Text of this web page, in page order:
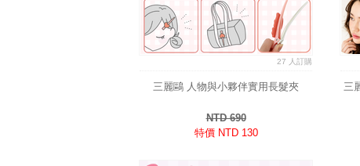
27 人訂購
三麗鷗 人物與小夥伴實用長髮夾
NTD 690
特價 NTD 130
三